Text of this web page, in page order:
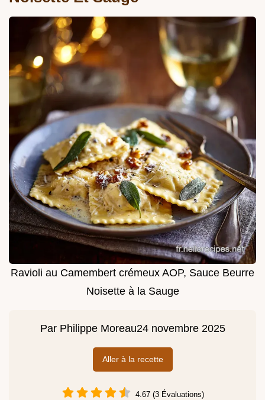
Ravioli au Camembert crémeux AOP, Sauce Beurre
Noisette à la Sauge
Par Philippe Moreau24 novembre 2025
Aller à la recette
4.67 (3 Évaluations)